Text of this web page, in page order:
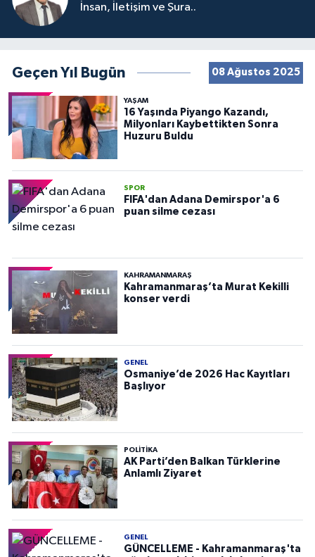
İnsan, İletişim ve Şura..
Geçen Yıl Bugün 08 Ağustos 2025
YAŞAM
16 Yaşında Piyango Kazandı,
Milyonları Kaybettikten Sonra
Huzuru Buldu
SPOR
FIFA'dan Adana Demirspor'a 6
puan silme cezası
KAHRAMANMARAŞ
Kahramanmaraş’ta Murat Kekilli
konser verdi
GENEL
Osmaniye’de 2026 Hac Kayıtları
Başlıyor
POLITIKA
AK Parti’den Balkan Türklerine
Anlamlı Ziyaret
GENEL
GÜNCELLEME - Kahramanmaraş'ta